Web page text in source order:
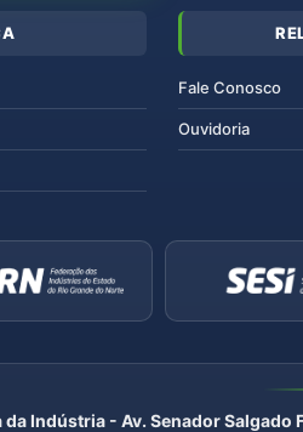
Fale Conosco
Ouvidoria
da Indústria - Av. Senador